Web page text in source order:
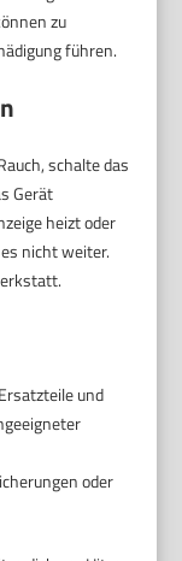
zu
führen.
schalte das
Gerät
heizt oder
nicht weiter.
und
oder